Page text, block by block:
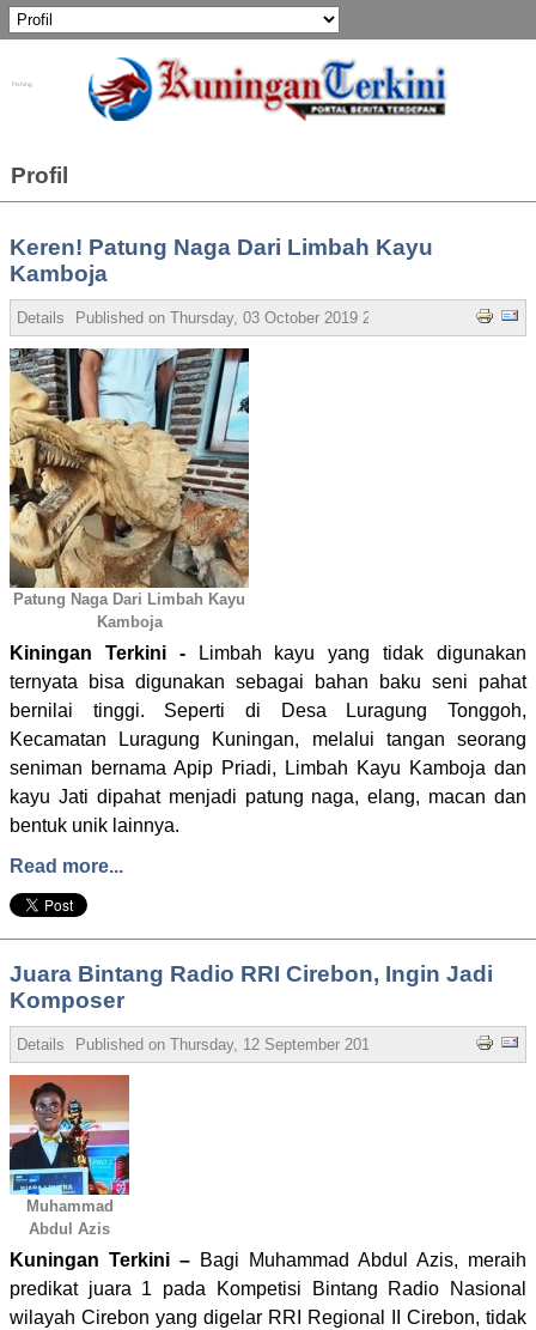
Profil
Keren! Patung Naga Dari Limbah Kayu
Kamboja
Details Published on Thursday, 03 October 2019 21:24 Written by
Patung Naga Dari Limbah Kayu
Kamboja
Kiningan Terkini -Limbah kayu yang tidak digunakan
ternyata bisa digunakan sebagai bahan baku seni pahat
bernilai tinggi. Seperti di Desa Luragung Tonggoh,
Kecamatan Luragung Kuningan, melalui tangan seorang
seniman bernama Apip Priadi, Limbah Kayu Kamboja dan
kayu Jati dipahat menjadi patung naga, elang, macan dan
bentuk unik lainnya.
Read more...
Juara Bintang Radio RRI Cirebon, Ingin Jadi
Komposer
Details Published on Thursday, 12 September 2019 21:08 Written by
Muhammad
Abdul Azis
Kuningan Terkini – Bagi Muhammad Abdul Azis, meraih
predikat juara 1 pada Kompetisi Bintang Radio Nasional
wilayah Cirebon yang digelar RRI Regional II Cirebon, tidak
Fishing